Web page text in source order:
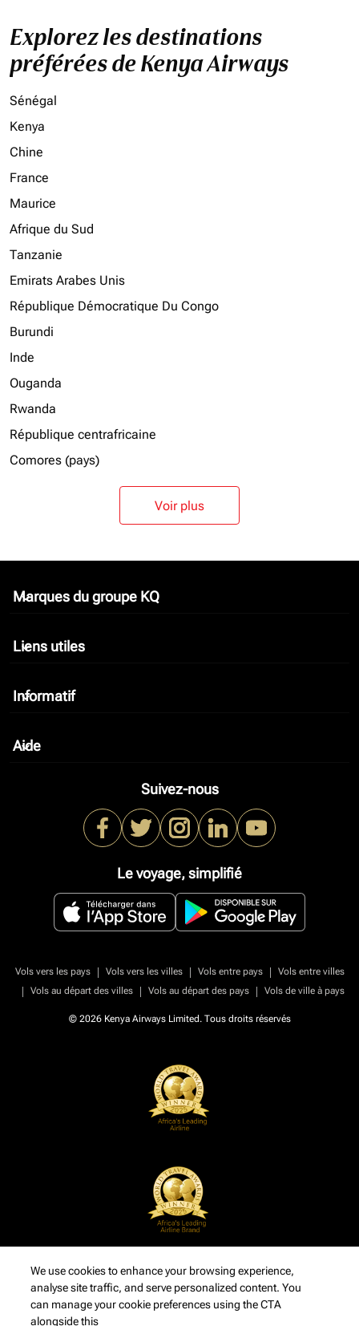
Explorez les destinations
préférées de Kenya Airways
Sénégal
Kenya
Chine
France
Maurice
Afrique du Sud
Tanzanie
Emirats Arabes Unis
République Démocratique Du Congo
Burundi
Inde
Ouganda
Rwanda
République centrafricaine
Comores (pays)
Voir plus
Marques du groupe KQ
keyboard_arrow_down
Liens utiles
keyboard_arrow_down
Informatif
keyboard_arrow_down
Aide
keyboard_arrow_down
Suivez-nous
Le voyage, simplifié
Vols vers les pays | Vols vers les villes | Vols entre pays |
Vols entre villes
|
Vols au départ des villes | Vols au départ des pays | Vols de ville à pays
© 2026 Kenya Airways Limited. Tous droits réservés
We use cookies to enhance your browsing experience,
analyse site traffic, and serve personalized content. You
can manage your cookie preferences using the CTA
alongside this